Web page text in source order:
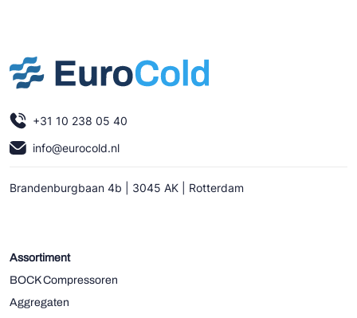
+31 10 238 05 40
info@eurocold.nl
Brandenburgbaan 4b | 3045 AK | Rotterdam
Assortiment
BOCK Compressoren
Aggregaten